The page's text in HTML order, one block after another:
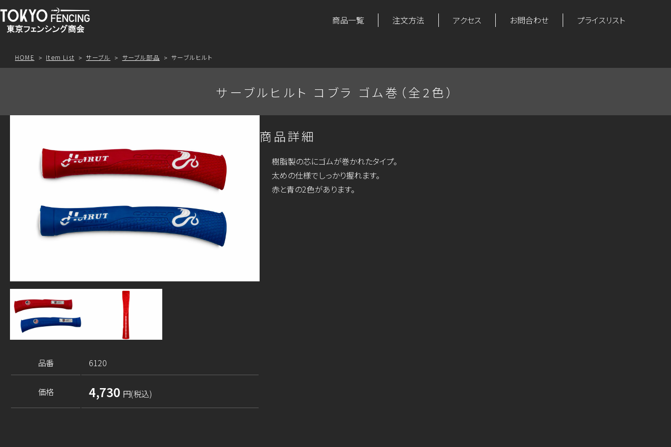
商品一覧 注文方法 アクセス お問合わせ プライスリスト
HOME Item List サーブル サーブル部品 サーブルヒルト
サーブルヒルト コブラ ゴム巻（全2色）
品番 6120
価格 4,730 円(税込)
商品詳細
樹脂製の芯にゴムが巻かれたタイプ。
太めの仕様でしっかり握れます。
赤と青の2色があります。